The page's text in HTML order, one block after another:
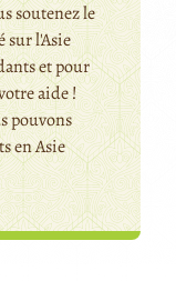
soutenez le
sur l'Asie
et pour
aide !
pouvons
en Asie